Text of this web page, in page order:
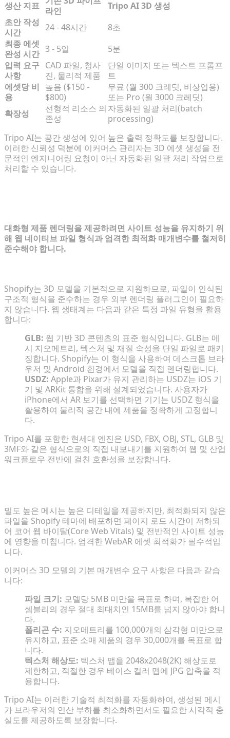
생산 지표 라인
Tripo AI 3D 생성
초안 작성
시간
24 - 48시간
8초
최종 에셋
완성 시간 3 - 5일
5분
입력 요구
사항
CAD 파일, 청사
진, 물리적 제품
단일 이미지 또는 텍스트 프롬프
트
에셋당 비
용
높음 ($150 -
$800)
무료 (월 300 크레딧, 비상업용)
또는 Pro (월 3000 크레딧)
확장성
선형적 리소스 의
존성
자동화된 일괄 처리(batch
processing)
Tripo AI는 공간 생성에 있어 높은 출력 정확도를 보장합니다.
이러한 신뢰성 덕분에 이커머스 관리자는 3D 에셋 생성을 전
문적인 엔지니어링 요청이 아닌 자동화된 일괄 처리 작업으로
처리할 수 있습니다.
대화형 제품 렌더링을 제공하려면 사이트 성능을 유지하기 위
해 웹 네이티브 파일 형식과 엄격한 최적화 매개변수를 철저히
준수해야 합니다.
Shopify는 3D 모델을 기본적으로 지원하므로, 파일이 인식된
구조적 형식을 준수하는 경우 외부 렌더링 플러그인이 필요하
지 않습니다. 웹 생태계는 다음과 같은 특정 파일 유형을 활용
합니다:
GLB: 웹 기반 3D 콘텐츠의 표준 형식입니다. GLB는 메
시 지오메트리, 텍스처 및 재질 속성을 단일 파일로 패키
징합니다. Shopify는 이 형식을 사용하여 데스크톱 브라
우저 및 Android 환경에서 모델을 직접 렌더링합니다.
USDZ: Apple과 Pixar가 유지 관리하는 USDZ는 iOS 기
기 및 ARKit 통합을 위해 설계되었습니다. 사용자가
iPhone에서 AR 보기를 선택하면 기기는 USDZ 형식을
활용하여 물리적 공간 내에 제품을 정확하게 고정합니
다.
Tripo AI를 포함한 현세대 엔진은 USD, FBX, OBJ, STL, GLB 및
3MF와 같은 형식으로의 직접 내보내기를 지원하여 웹 및 산업
워크플로우 전반에 걸친 호환성을 보장합니다.
밀도 높은 메시는 높은 디테일을 제공하지만, 최적화되지 않은
파일을 Shopify 테마에 배포하면 페이지 로드 시간이 저하되
어 코어 웹 바이탈(Core Web Vitals) 및 전반적인 사이트 성능
에 영향을 미칩니다. 엄격한 WebAR 에셋 최적화가 필수적입
니다.
이커머스 3D 모델의 기본 매개변수 요구 사항은 다음과 같습
니다:
파일 크기: 모델당 5MB 미만을 목표로 하며, 복잡한 어
셈블리의 경우 절대 최대치인 15MB를 넘지 않아야 합니
다.
폴리곤 수: 지오메트리를 100,000개의 삼각형 미만으로
유지하고, 표준 소매 제품의 경우 30,000개를 목표로 합
니다.
텍스처 해상도: 텍스처 맵을 2048x2048(2K) 해상도로
제한하고, 적절한 경우 베이스 컬러 맵에 JPG 압축을 적
용합니다.
Tripo AI는 이러한 기술적 최적화를 자동화하여, 생성된 메시
가 브라우저의 연산 부하를 최소화하면서도 필요한 시각적 충
실도를 제공하도록 보장합니다.